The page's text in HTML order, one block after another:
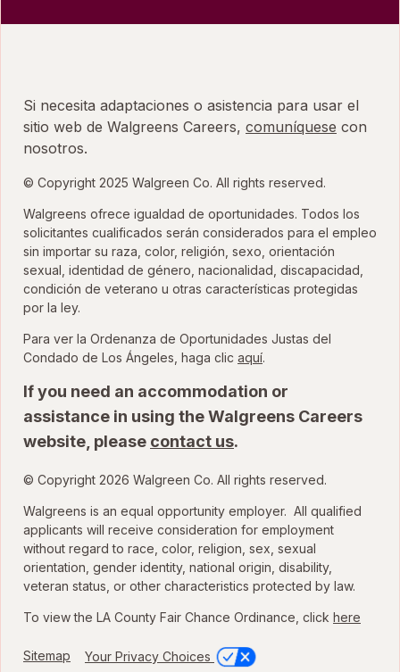
Si necesita adaptaciones o asistencia para usar el
sitio web de Walgreens Careers, comuníquese con
nosotros.
© Copyright 2025 Walgreen Co. All rights reserved.
Walgreens ofrece igualdad de oportunidades. Todos los
solicitantes cualificados serán considerados para el empleo
sin importar su raza, color, religión, sexo, orientación
sexual, identidad de género, nacionalidad, discapacidad,
condición de veterano u otras características protegidas
por la ley.
Para ver la Ordenanza de Oportunidades Justas del
Condado de Los Ángeles, haga clic aquípara ver la
.
If you need an accommodation or
assistance in using the Walgreens Careers
website, please contact us.
© Copyright 2026 Walgreen Co. All rights reserved.
Walgreens is an equal opportunity employer. All qualified
applicants will receive consideration for employment
without regard to race, color, religion, sex, sexual
orientation, gender identity, national origin, disability,
veteran status, or other characteristics protected by law.
To view the LA County Fair Chance Ordinance, click here
Sitemap Your Privacy Choices